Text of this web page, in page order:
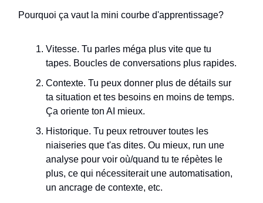
Pourquoi ça vaut la mini courbe d'apprentissage?
Vitesse. Tu parles méga plus vite que tu
tapes. Boucles de conversations plus rapides.
Contexte. Tu peux donner plus de détails sur
ta situation et tes besoins en moins de temps.
Ça oriente ton AI mieux.
Historique. Tu peux retrouver toutes les
niaiseries que t'as dites. Ou mieux, run une
analyse pour voir où/quand tu te répètes le
plus, ce qui nécessiterait une automatisation,
un ancrage de contexte, etc.